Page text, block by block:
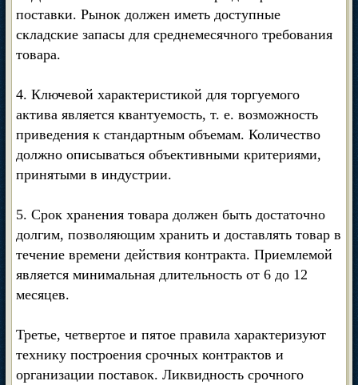
поставки. Рынок должен иметь доступные
складские запасы для среднемесячного требования
товара.
4. Ключевой характеристикой для торгуемого
актива является квантуемость, т. е. возможность
приведения к стандартным объемам. Количество
должно описываться объективными критериями,
принятыми в индустрии.
5. Срок хранения товара должен быть достаточно
долгим, позволяющим хранить и доставлять товар в
течение времени действия контракта. Приемлемой
является минимальная длительность от 6 до 12
месяцев.
Третье, четвертое и пятое правила характеризуют
технику построения срочных контрактов и
организации поставок. Ликвидность срочного